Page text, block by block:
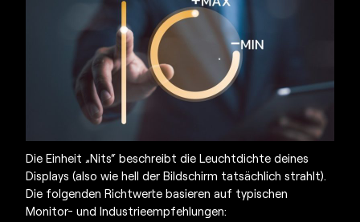
Die Einheit „Nits“ beschreibt die Leuchtdichte deines
Displays (also wie hell der Bildschirm tatsächlich strahlt).
Die folgenden Richtwerte basieren auf typischen
Monitor- und Industrieempfehlungen: